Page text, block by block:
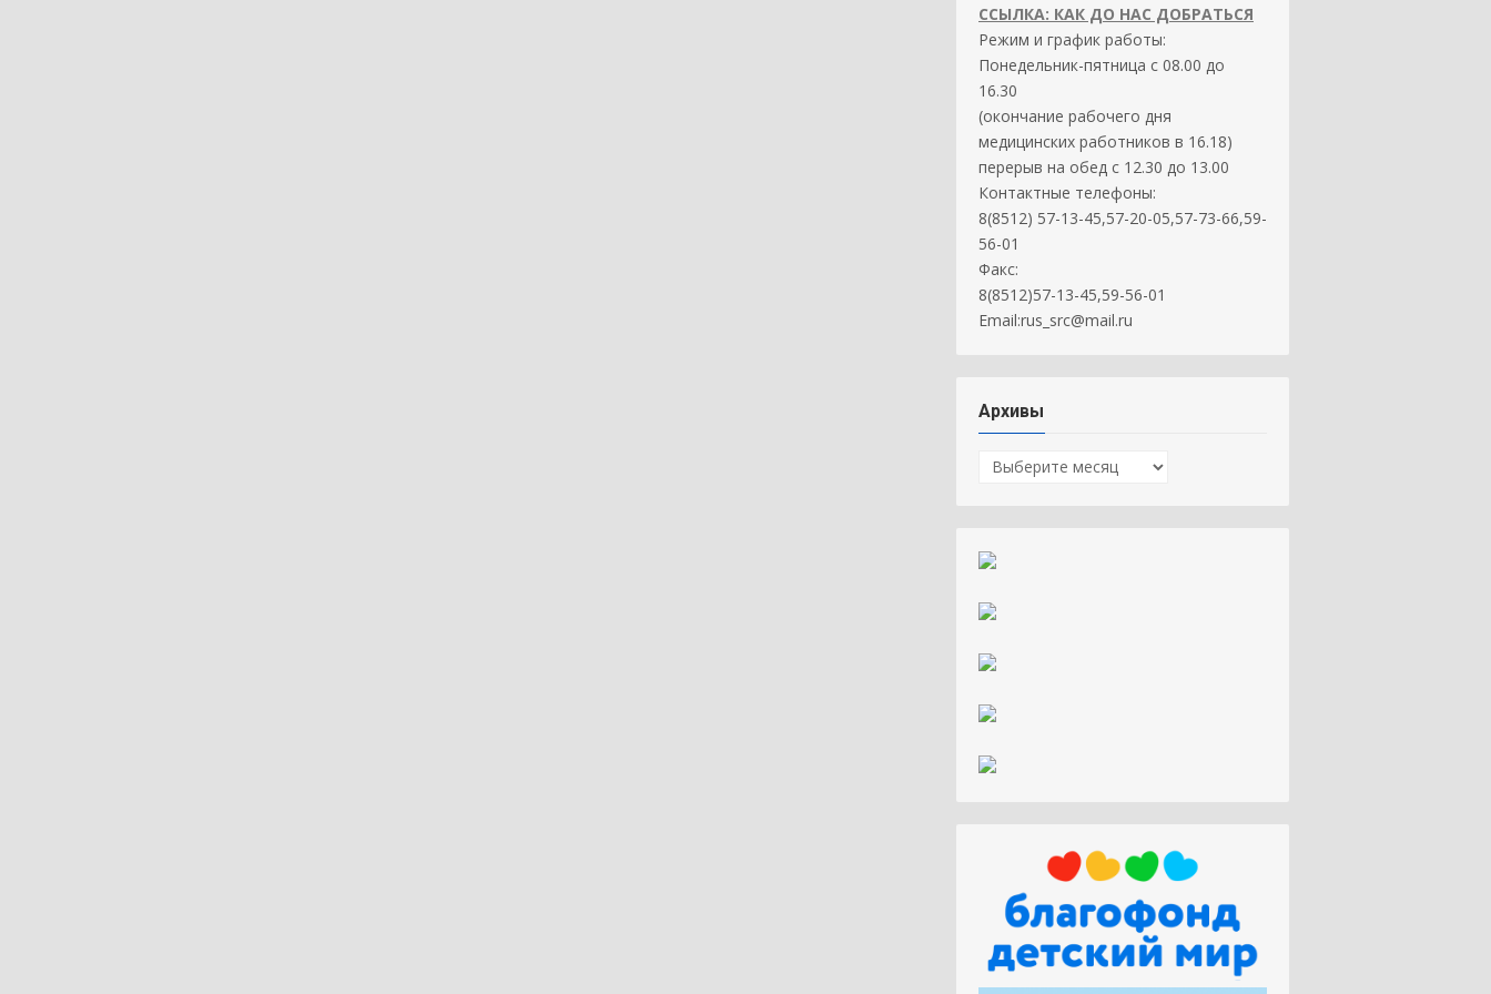
ССЫЛКА: КАК ДО НАС ДОБРАТЬСЯ
Режим и график работы:
Понедельник-пятница с 08.00 до
16.30
(окончание рабочего дня
медицинских работников в 16.18)
перерыв на обед с 12.30 до 13.00
Контактные телефоны:
8(8512) 57-13-45,57-20-05,57-73-66,59-
56-01
Факс:
8(8512)57-13-45,59-56-01
Email:rus_src@mail.ru
Архивы
Архивы